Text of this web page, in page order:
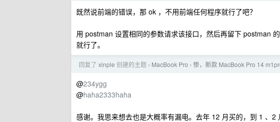
既然说前端的错误，那 ok ，不用前端任何程序就行了吧？
用 postman 设置相同的参数请求该接口，然后再留下 postman
就行了。
回复了 xinple 创建的主题 › MacBook Pro › 惨，新款 MacBook Pro 14
@234ygg
@haha2333haha
感谢。我思来想去也是大概率有漏电。去年 12 月买的，到 1 、